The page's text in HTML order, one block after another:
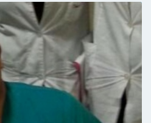
attento e una